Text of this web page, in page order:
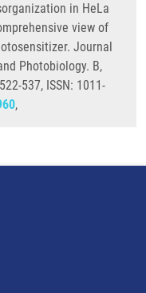
in HeLa
view of
Journal
Photobiology. B,
537, ISSN: 1011-
,